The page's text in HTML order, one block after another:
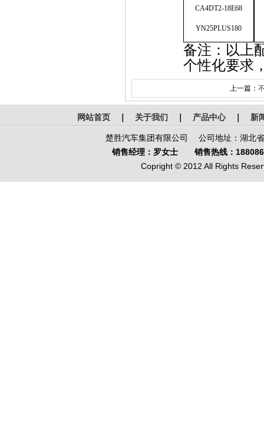
CA4DT2-18E68
YN25PLUS180
备注：以上
个性化要求
上一篇：
网站首页 关于我们 产品中心｜ 新
楚胜汽车集团有限公司 公司地址：湖北
销售经理：罗女士 销售热线：
Copright © 2012 All Rights